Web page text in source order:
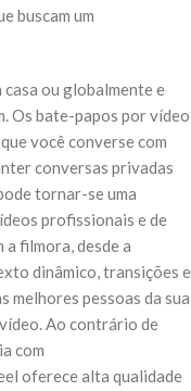
buscam um
casa ou globalmente e
Os bate-papos por vídeo
você converse com
conversas privadas
tornar-se uma
profissionais e de
filmora, desde a
dinâmico, transições e
melhores pessoas da sua
Ao contrário de
com
oferece alta qualidade